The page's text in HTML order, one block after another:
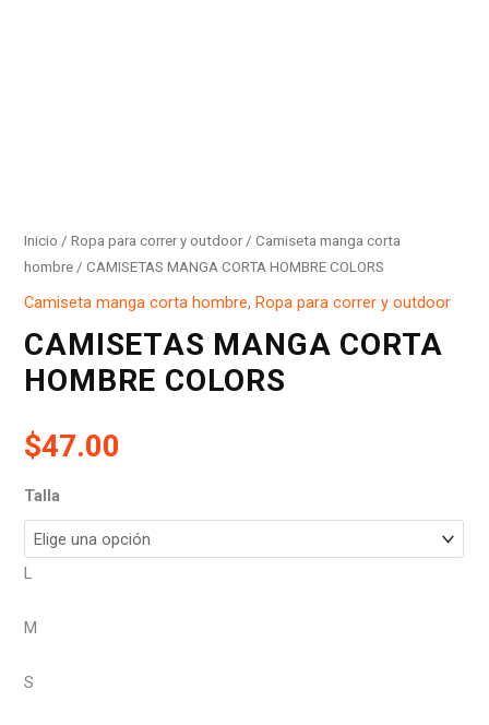
Inicio /Ropa para correr y outdoor/Camiseta manga corta
hombre / CAMISETAS MANGA CORTA HOMBRE COLORS
Camiseta manga corta hombre,Ropa para correr y outdoor
CAMISETAS MANGA CORTA
HOMBRE COLORS
$47.00
Talla
L
M
S